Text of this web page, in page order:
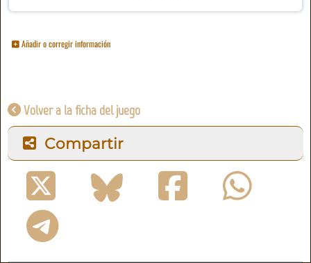
Añadir o corregir información
Volver a la ficha del juego
Compartir